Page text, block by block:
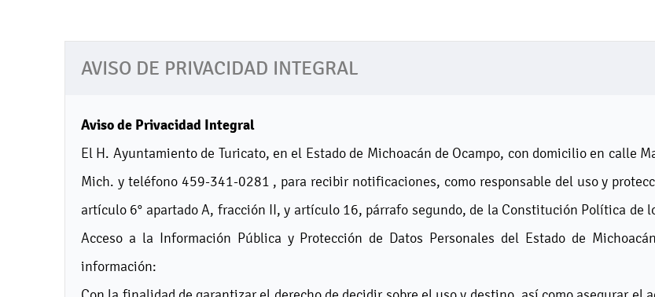
AVISO DE PRIVACIDAD INTEGRAL
Aviso de Privacidad Integral
El H. Ayuntamiento de Turicato, en el Estado de Michoacán de Ocampo, con domicilio en calle
Mich. y teléfono 459-341-0281 , para recibir notificaciones, como responsable del uso y
artículo 6° apartado A, fracción II, y artículo 16, párrafo segundo, de la Constitución Política de
Acceso a la Información Pública y Protección de Datos Personales del Estado de
información: